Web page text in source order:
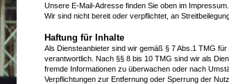
Unsere E-Mail-Adresse finden Sie oben im Impressum.
Wir sind nicht bereit oder verpflichtet, an
Haftung für Inhalte
Als Diensteanbieter sind wir gemäß § 7 Abs.1 TMG
verantwortlich. Nach §§ 8 bis 10 TMG sind wir als
fremde Informationen zu überwachen oder nach
Verpflichtungen zur Entfernung oder Sperrung der